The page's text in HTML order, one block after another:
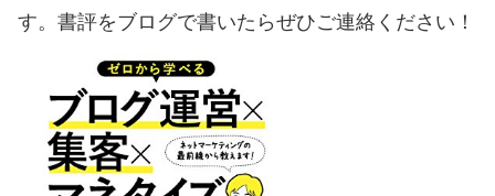
す。書評をブログで書いたらぜひご連絡ください！